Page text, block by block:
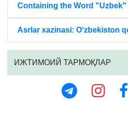
Containing the Word "Uzbek"
Asrlar xazinasi: O‘zbekiston
ИЖТИМОИЙ ТАРМОҚЛАР